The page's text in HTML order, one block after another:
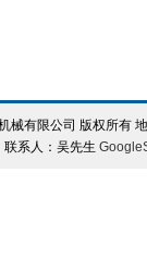
械有限公司 版权所有
联系人：吴先生